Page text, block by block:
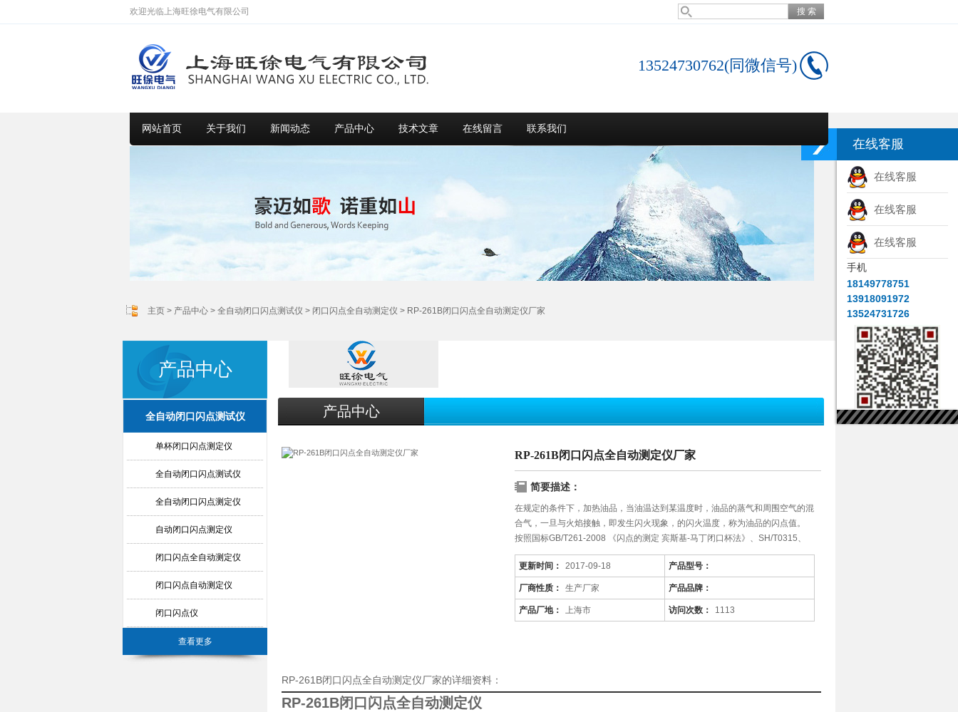
欢迎光临上海旺徐电气有限公司
13524730762(同微信号)
网站首页 关于我们 新闻动态 产品中心 技术文章 在线留言 联系我们
主页 > 产品中心 > 全自动闭口闪点测试仪 > 闭口闪点全自动测定仪 > RP-261B闭口闪点全自动测定仪厂家
产品中心
全自动闭口闪点测试仪
单杯闭口闪点测定仪
全自动闭口闪点测试仪
全自动闭口闪点测定仪
自动闭口闪点测定仪
闭口闪点全自动测定仪
闭口闪点自动测定仪
闭口闪点仪
查看更多
产品中心
RP-261B闭口闪点全自动测定仪厂家
简要描述：
在规定的条件下，加热油品，当油温达到某温度时，油品的蒸气和周围空气的混
合气，一旦与火焰接触，即发生闪火现象，的闪火温度，称为油品的闪点值。
按照国标GB/T261-2008 《闪点的测定 宾斯基-马丁闭口杯法》、SH/T0315、
更新时间： 2017-09-18 产品型号：
厂商性质： 生产厂家 产品品牌：
产品厂地： 上海市 访问次数： 1113
RP-261B闭口闪点全自动测定仪厂家的详细资料：
RP-261B闭口闪点全自动测定仪
在线客服
在线客服
在线客服
在线客服
手机
18149778751
13918091972
13524731726